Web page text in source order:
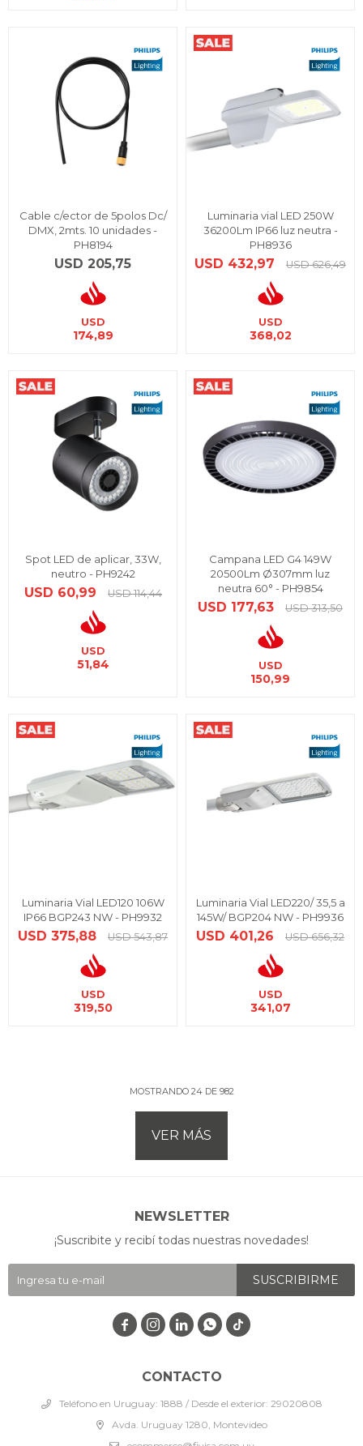
Cable c/ector de 5polos Dc/
DMX, 2mts. 10 unidades -
PH8194
USD 205,75
USD
174,89
Luminaria vial LED 250W
36200Lm IP66 luz neutra -
PH8936
USD 432,97 USD 626,49
USD
368,02
Spot LED de aplicar, 33W,
neutro - PH9242
USD 60,99 USD 114,44
USD
51,84
Campana LED G4 149W
20500Lm Ø307mm luz
neutra 60° - PH9854
USD 177,63 USD 313,50
USD
150,99
Luminaria Vial LED120 106W
IP66 BGP243 NW - PH9932
USD 375,88 USD 543,87
USD
319,50
Luminaria Vial LED220/ 35,5 a
145W/ BGP204 NW - PH9936
USD 401,26 USD 656,32
USD
341,07
MOSTRANDO 24DE 982
VER MÁS
CONTACTO
Teléfono en Uruguay: 1888 / Desde el exterior: 29020808
Avda. Uruguay 1280, Montevideo
NEWSLETTER
¡Suscribite y recibí todas nuestras novedades!
SUSCRIBIRME
   